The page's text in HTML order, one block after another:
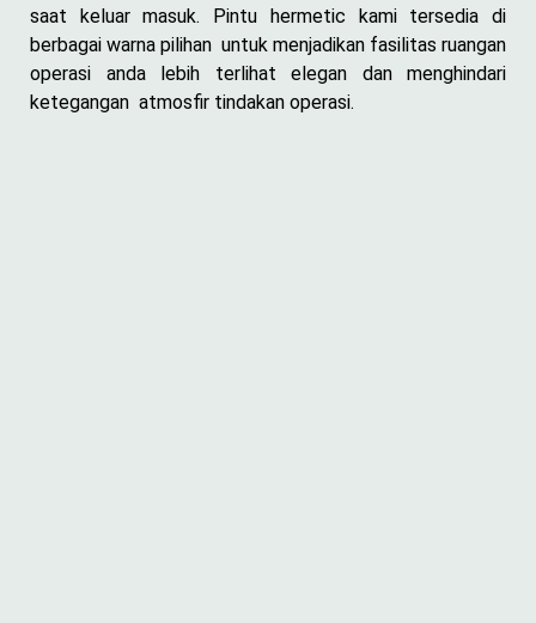
saat keluar masuk. Pintu hermetic kami tersedia di
berbagai warna pilihan untuk menjadikan fasilitas ruangan
operasi anda lebih terlihat elegan dan menghindari
ketegangan atmosfir tindakan operasi.